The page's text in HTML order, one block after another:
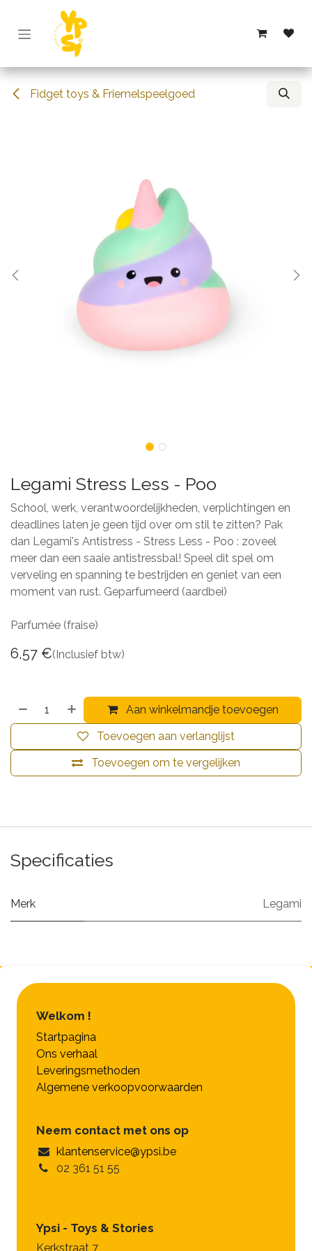
Overslaan naar inhoud
Fidget toys & Friemelspeelgoed
Legami Stress Less - Poo
School, werk, verantwoordelijkheden, verplichtingen en
deadlines laten je geen tijd over om stil te zitten? Pak
dan Legami's Antistress - Stress Less - Poo : zoveel
meer dan een saaie antistressbal! Speel dit spel om
verveling en spanning te bestrijden en geniet van een
moment van rust. Geparfumeerd (aardbei)
Parfumée (fraise)
6,57 €(Inclusief btw)
Aan winkelmandje toevoegen
Toevoegen om te vergelijken
Toevoegen aan verlanglijst
Specificaties
Merk Legami
Welkom !
Startpagina
Ons verhaal
Leveringsmethoden
Algemene verkoopvoorwaarden
Neem contact met ons op
klantenservice@ypsi.be
02 361 51 55
Ypsi - Toys & Stories
Kerkstraat 7